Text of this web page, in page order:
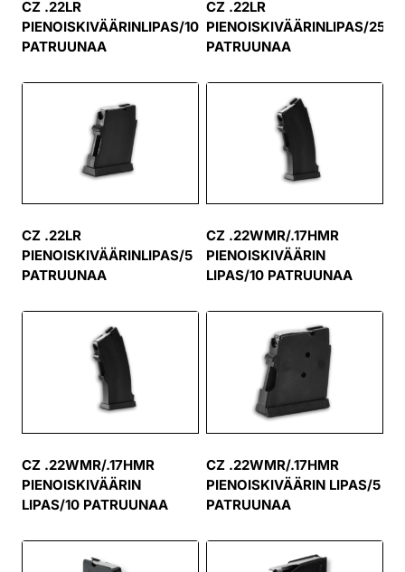
CZ .22LR
PIENOISKIVÄÄRINLIPAS/10
PATRUUNAA
CZ .22LR
PIENOISKIVÄÄRINLIPAS/25
PATRUUNAA
CZ .22LR
PIENOISKIVÄÄRINLIPAS/5
PATRUUNAA
CZ .22WMR/.17HMR
PIENOISKIVÄÄRIN
LIPAS/10 PATRUUNAA
CZ .22WMR/.17HMR
PIENOISKIVÄÄRIN
LIPAS/10 PATRUUNAA
CZ .22WMR/.17HMR
PIENOISKIVÄÄRIN LIPAS/5
PATRUUNAA